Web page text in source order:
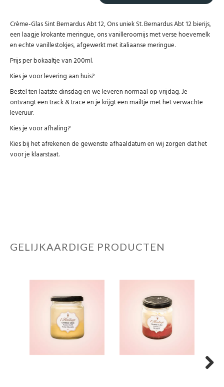
Crème-Glas Sint Bernardus Abt 12, Ons uniek St. Bernardus Abt 12 bierijs,
een laagje krokante meringue, ons vanilleroomijs met verse hoevemelk
en echte vanillestokjes, afgewerkt met italiaanse meringue.
Prijs per bokaaltje van 200ml.
Kies je voor levering aan huis?
Bestel ten laatste dinsdag en we leveren normaal op vrijdag. Je
ontvangt een track & trace en je krijgt een mailtje met het verwachte
leveruur.
Kies je voor afhaling?
Kies bij het afrekenen de gewenste afhaaldatum en wij zorgen dat het
voor je klaarstaat.
GELIJKAARDIGE PRODUCTEN